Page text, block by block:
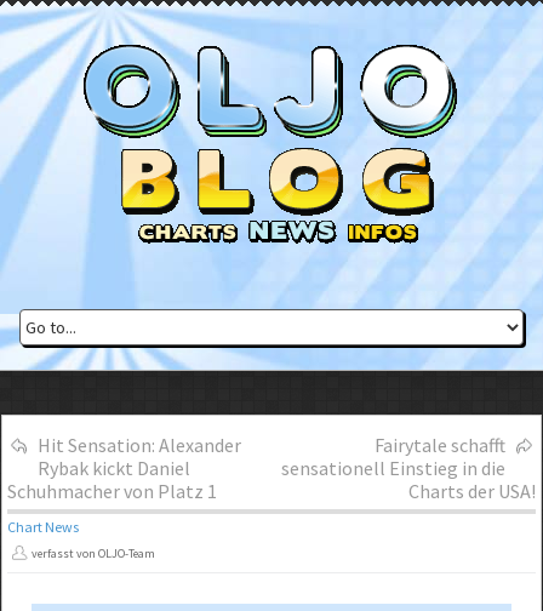
Hit Sensation: Alexander
Rybak kickt Daniel
Schuhmacher von Platz 1
Fairytale schafft
sensationell Einstieg in die
Charts der USA!
Chart News
verfasst von OLJO-Team